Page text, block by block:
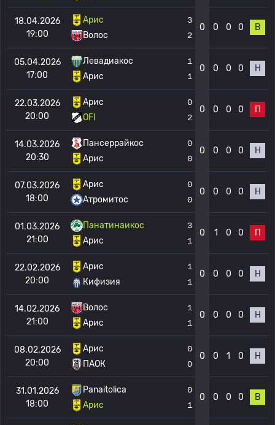
18.04.2026
19:00
Арис
Волос
3
2
0 0 0 0 В
05.04.2026
17:00
Левадиакос
Арис
1
1
0 0 0 0 Н
22.03.2026
20:00
Арис
OFI
0
2
0 0 0 0 П
14.03.2026
20:30
Пансеррайкос
Арис
0
0
0 0 0 0 Н
07.03.2026
18:00
Арис
Атромитос
0
0
0 0 0 0 Н
01.03.2026
21:00
Панатинаикос
Арис
3
1
0 1 0 0 П
22.02.2026
20:00
Арис
Кифизия
1
1
0 0 0 0 Н
14.02.2026
21:00
Волос
Арис
1
1
0 0 0 0 Н
08.02.2026
20:00
Арис
ПАОК
0
0
0 0 1 0 Н
31.01.2026
18:00
Panaitolica
Арис
0
1
0 0 0 0 В